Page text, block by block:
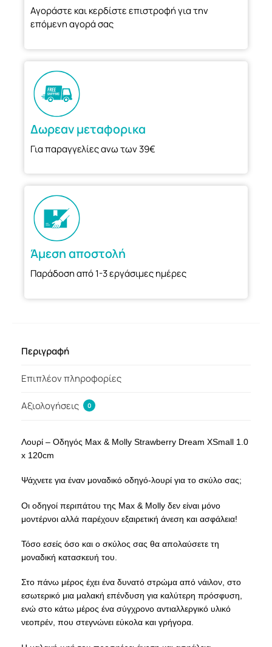
Αγοράστε και κερδίστε επιστροφή για την
επόμενη αγορά σας
Δωρεαν μεταφορικα
Για παραγγελίες ανω των 39€
Άμεση αποστολή
Παράδοση από 1-3 εργάσιμες ημέρες
Περιγραφή
Επιπλέον πληροφορίες
Αξιολογήσεις 0
Λουρί – Οδηγός Max & Molly Strawberry Dream XSmall 1.0
x 120cm
Ψάχνετε για έναν μοναδικό οδηγό-λουρί για το σκύλο σας;
Οι οδηγοί περιπάτου της Max & Molly δεν είναι μόνο
μοντέρνοι αλλά παρέχουν εξαιρετική άνεση και ασφάλεια!
Τόσο εσείς όσο και ο σκύλος σας θα απολαύσετε τη
μοναδική κατασκευή του.
Στο πάνω μέρος έχει ένα δυνατό στρώμα από νάιλον, στο
εσωτερικό μια μαλακή επένδυση για καλύτερη πρόσφυση,
ενώ στο κάτω μέρος ένα σύγχρονο αντιαλλεργικό υλικό
νεοπρέν, που στεγνώνει εύκολα και γρήγορα.